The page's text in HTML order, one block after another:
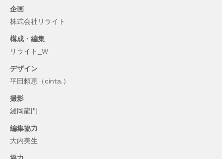
企画
株式会社リライト
構成・編集
リライト_W
デザイン
平田頼恵（cinta.）
撮影
鍵岡龍門
編集協力
大内美生